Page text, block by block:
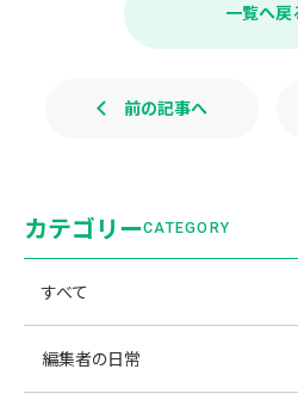
k
一覧へ戻
前の記事へ
カテゴリーCATEGORY
すべて
編集者の日常